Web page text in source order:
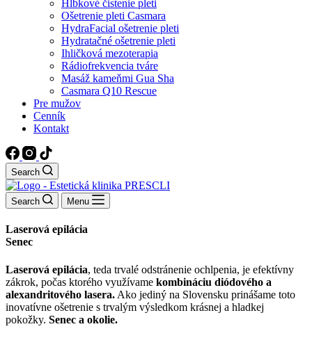
Hĺbkové čistenie pleti
Ošetrenie pleti Casmara
HydraFacial ošetrenie pleti
Hydratačné ošetrenie pleti
Ihličková mezoterapia
Rádiofrekvencia tváre
Masáž kameňmi Gua Sha
Casmara Q10 Rescue
Pre mužov
Cenník
Kontakt
Search
Search Menu
Laserová epilácia
Senec
Laserová epilácia, teda trvalé odstránenie ochlpenia, je efektívny
zákrok, počas ktorého využívame kombináciu diódového a
alexandritového lasera. Ako jediný na Slovensku prinášame toto
inovatívne ošetrenie s trvalým výsledkom krásnej a hladkej
pokožky. Senec a okolie.